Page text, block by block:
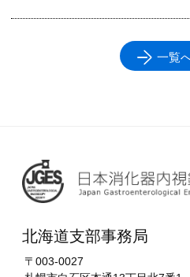
一覧
北海道支部事務局
〒003-0027